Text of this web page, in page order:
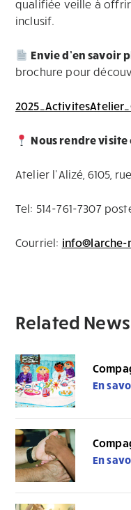
qualifiée veille à offrir
inclusif.
Envie d’en savoir
brochure pour
Nous rendre
Atelier l’Alizé, 6105,
Tel: 514-761-7307
Courriel:
Related News
En
En